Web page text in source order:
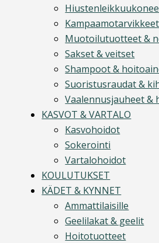
Kampaamotarvikkeet
Muotoilutuotteet &
Sakset & veitset
Shampoot &
Suoristusraudat &
Vaalennusjauheet &
KASVOT & VARTALO
Kasvohoidot
Sokerointi
Vartalohoidot
KOULUTUKSET
KÄDET & KYNNET
Ammattilaisille
Geelilakat & geelit
Hoitotuotteet